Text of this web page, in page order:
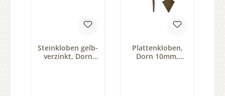
Steinkloben gelb-
verzinkt, Dorn
Plattenkloben,
Dorn 10mm,